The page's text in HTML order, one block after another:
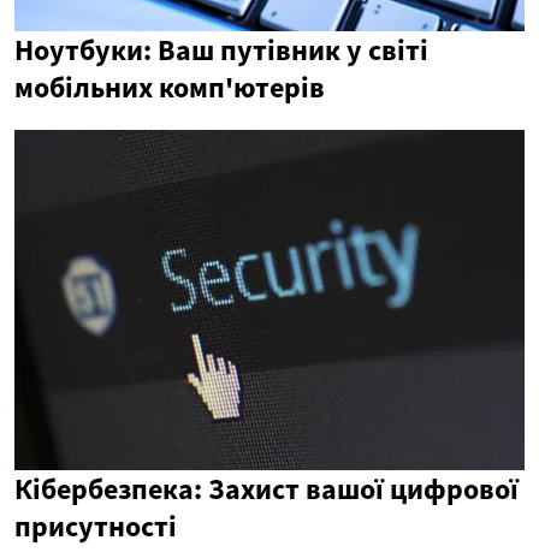
Ноутбуки: Ваш путівник у світі
мобільних комп'ютерів
Кібербезпека: Захист вашої цифрової
присутності